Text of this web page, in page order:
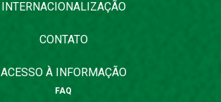
INTERNACIONALIZAÇÃO
CONTATO
ACESSO À INFORMAÇÃO
FAQ